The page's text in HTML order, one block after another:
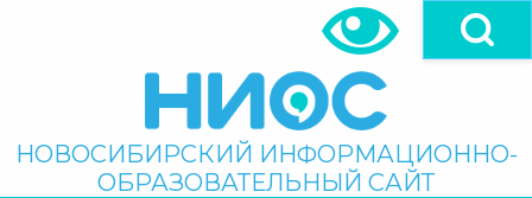
Поиск
НОВОСИБИРСКИЙ ИНФОРМАЦИОННО-
ОБРАЗОВАТЕЛЬНЫЙ САЙТ